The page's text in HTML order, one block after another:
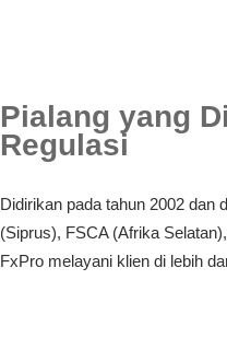
Pialang yang
Regulasi
Didirikan pada tahun 2002 dan
(Siprus), FSCA (Afrika
FxPro melayani klien di lebih